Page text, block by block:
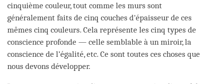
cinquième couleur, tout comme les murs sont
généralement faits de cinq couches d'épaisseur de ces
mêmes cinq couleurs. Cela représente les cinq types de
conscience profonde — celle semblable à un miroir, la
conscience de l’égalité, etc. Ce sont toutes ces choses que
nous devons développer.